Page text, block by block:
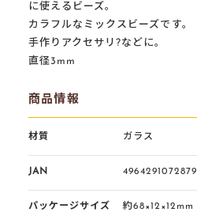
に使えるビーズ。
カラフルなミックスビーズです。
手作りアクセサリ?などに。
直径3mm
商品情報
材質 ガラス
JAN 4964291072879
パッケージサイズ 約68×12×12mm